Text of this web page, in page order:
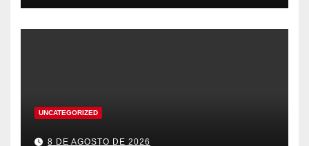
UNCATEGORIZED
8 DE AGOSTO DE 2026